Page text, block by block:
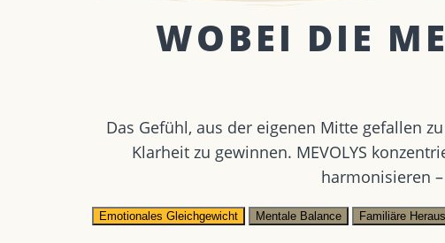
WOBEI DIE
Das Gefühl, aus der eigenen Mitte gefallen
Klarheit zu gewinnen. MEVOLYS
harmonisieren
Emotionales Gleichgewicht Mentale Balance Familiäre